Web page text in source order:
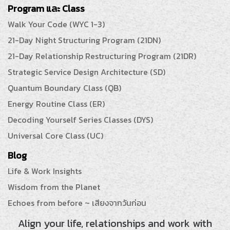
Program และ Class
Walk Your Code (WYC 1-3)
21-Day Night Structuring Program (21DN)
21-Day Relationship Restructuring Program (21DR)
Strategic Service Design Architecture (SD)
Quantum Boundary Class (QB)
Energy Routine Class (ER)
Decoding Yourself Series Classes (DYS)
Universal Core Class (UC)
Blog
Life & Work Insights
Wisdom from the Planet
Echoes from before ~ เสียงจากวันก่อน
Align your life, relationships and work with